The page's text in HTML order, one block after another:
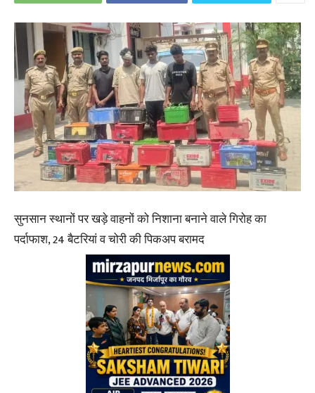
सुनसान स्थानों पर खड़े वाहनों को निशाना बनाने वाले गिरोह का
पर्दाफाश, 24 बैटरियां व चोरी की पिकअप बरामद